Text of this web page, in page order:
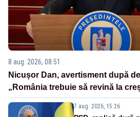
8 aug. 2026, 08:51
Nicușor Dan, avertisment după
„România trebuie să revină la
7 aug. 2026, 15:26